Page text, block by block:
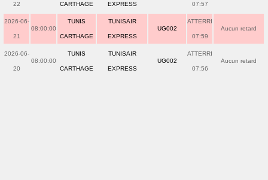
22 CARTHAGE EXPRESS 07:57
2026-06-
21
08:00:00
TUNIS
CARTHAGE
TUNISAIR
EXPRESS
UG002
ATTERRI
07:59
Aucun retard
2026-06-
20
08:00:00
TUNIS
CARTHAGE
TUNISAIR
EXPRESS
UG002
ATTERRI
07:56
Aucun retard